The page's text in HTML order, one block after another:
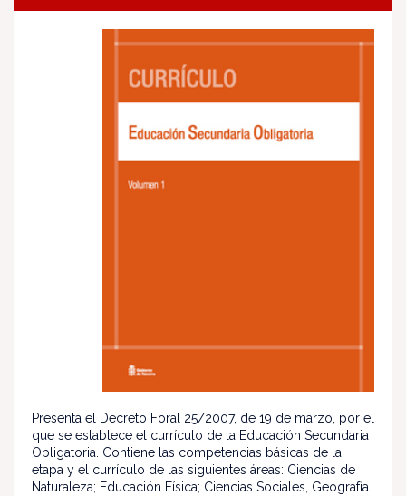
Presenta el Decreto Foral 25/2007, de 19 de marzo, por el
que se establece el currículo de la Educación Secundaria
Obligatoria. Contiene las competencias básicas de la
etapa y el currículo de las siguientes áreas: Ciencias de
Naturaleza; Educación Física; Ciencias Sociales, Geografía